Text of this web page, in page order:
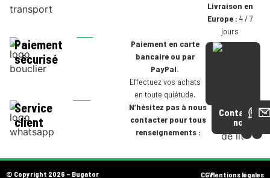
Livraison en
Europe : 4 / 7
jours
Paiement
sécurisé
Paiement en carte
bancaire ou par
PayPal.
Effectuez vos achats
en toute quiétude.
Service
client
N’hésitez pas à nous
contacter pour tous
renseignements :
Contactez-
nous
© Copyright 2026 – Bugator CGVMentions légales